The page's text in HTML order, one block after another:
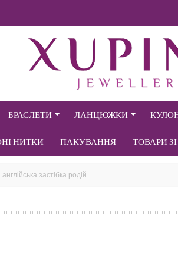
БРАСЛЕТИ ЛАНЦЮЖКИ
НИТКИ ПАКУВАННЯ ТОВАРИ
застібка родій